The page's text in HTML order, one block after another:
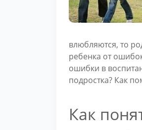
влюбляются, то
ребенка от
ошибки в
подростка? Как
Как